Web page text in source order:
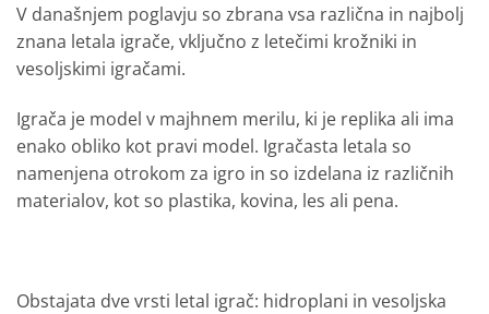
V današnjem poglavju so zbrana vsa različna in najbolj
znana letala igrače, vključno z letečimi krožniki in
vesoljskimi igračami.
Igrača je model v majhnem merilu, ki je replika ali ima
enako obliko kot pravi model. Igračasta letala so
namenjena otrokom za igro in so izdelana iz različnih
materialov, kot so plastika, kovina, les ali pena.
Obstajata dve vrsti letal igrač: hidroplani in vesoljska